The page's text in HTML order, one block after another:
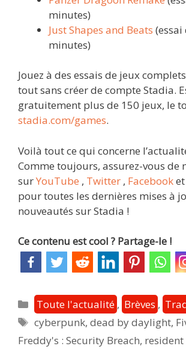
minutes)
Just Shapes and Beats (essai
minutes)
Jouez à des essais de jeux
tout sans créer de compte Stadia.
gratuitement plus de 150 jeux, le
stadia.com/games.
Voilà tout ce qui concerne
Comme toujours, assurez-vous de
surYouTube , Twitter , Facebooket
pour toutes les dernières mises à
nouveautés sur Stadia !
Ce contenu est cool ? Partage-le !
Catégories
Toute l'actualité , Brèves ,
Étiquettes
cyberpunk,dead by daylight,
Freddy's : Security Breach, resident